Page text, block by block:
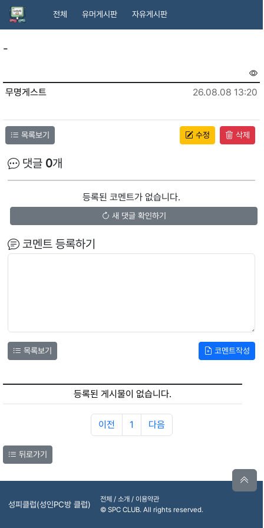
전체 유머게시판 자유게시판
-
무명게스트 26.08.08 13:20
목록보기 수정 삭제
댓글 0개
등록된 코멘트가 없습니다.
새 댓글 확인하기
코멘트 등록하기
목록보기 코멘트작성
등록된 게시물이 없습니다.
이전 1 다음
뒤로가기
성피클럽(성인PC방 클럽)
전체 / 소개 / 이용약관
© SPC CLUB. All rights reserved.